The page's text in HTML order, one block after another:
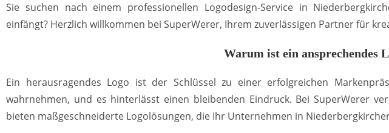
Sie suchen nach einem professionellen Logodesign-Service in
einfängt? Herzlich willkommen bei SuperWerer, Ihrem zuverlässigen Partner für
Warum ist ein ansprechendes
Ein herausragendes Logo ist der Schlüssel zu einer erfolgreichen
wahrnehmen, und es hinterlässt einen bleibenden Eindruck. Bei SuperWerer
bieten maßgeschneiderte Logolösungen, die Ihr Unternehmen in